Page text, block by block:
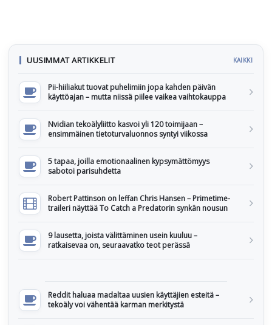
UUSIMMAT ARTIKKELIT KAIKKI
Pii-hiiliakut tuovat puhelimiin jopa kahden päivän
käyttöajan – mutta niissä piilee vaikea vaihtokauppa
Nvidian tekoälyliitto kasvoi yli 120 toimijaan –
ensimmäinen tietoturvaluonnos syntyi viikossa
5 tapaa, joilla emotionaalinen kypsymättömyys
sabotoi parisuhdetta
Robert Pattinson on leffan Chris Hansen – Primetime-
traileri näyttää To Catch a Predatorin synkän nousun
9 lausetta, joista välittäminen usein kuuluu –
ratkaisevaa on, seuraavatko teot perässä
Reddit haluaa madaltaa uusien käyttäjien esteitä –
tekoäly voi vähentää karman merkitystä